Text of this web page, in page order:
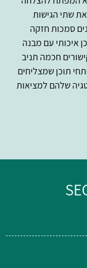
שמבינים את שתי הגישות
סמכות חזקה
איכותי עם מבנה
חכמה תניב
תוכן שמצליחים
שלהם למציאות